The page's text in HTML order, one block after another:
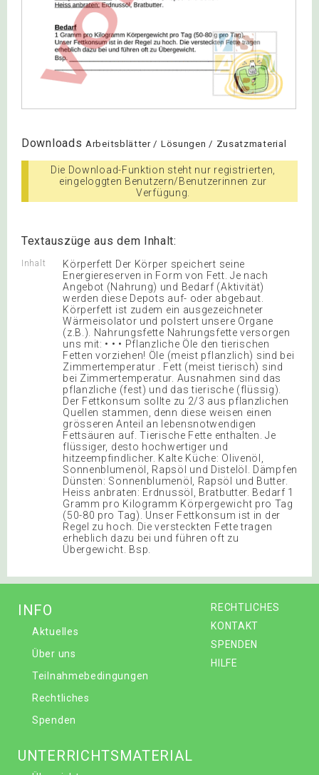
Downloads Arbeitsblätter / Lösungen / Zusatzmaterial
Die Download-Funktion steht nur registrierten,
eingeloggten Benutzern/Benutzerinnen zur
Verfügung.
Textauszüge aus dem Inhalt:
Inhalt
Körperfett Der Körper speichert seine
Energiereserven in Form von Fett. Je nach
Angebot (Nahrung) und Bedarf (Aktivität)
werden diese Depots auf- oder abgebaut.
Körperfett ist zudem ein ausgezeichneter
Wärmeisolator und polstert unsere Organe
(z.B.). Nahrungsfette Nahrungsfette versorgen
uns mit: • • • Pflanzliche Öle den tierischen
Fetten vorziehen! Öle (meist pflanzlich) sind bei
Zimmertemperatur . Fett (meist tierisch) sind
bei Zimmertemperatur. Ausnahmen sind das
pflanzliche (fest) und das tierische (flüssig).
Der Fettkonsum sollte zu 2/3 aus pflanzlichen
Quellen stammen, denn diese weisen einen
grösseren Anteil an lebensnotwendigen
Fettsäuren auf. Tierische Fette enthalten. Je
flüssiger, desto hochwertiger und
hitzeempfindlicher. Kalte Küche: Olivenöl,
Sonnenblumenöl, Rapsöl und Distelöl. Dämpfen
Dünsten: Sonnenblumenöl, Rapsöl und Butter.
Heiss anbraten: Erdnussöl, Bratbutter. Bedarf 1
Gramm pro Kilogramm Körpergewicht pro Tag
(50-80 pro Tag). Unser Fettkonsum ist in der
Regel zu hoch. Die versteckten Fette tragen
erheblich dazu bei und führen oft zu
Übergewicht. Bsp.
RECHTLICHES
KONTAKT
SPENDEN
HILFE
INFO
Aktuelles
Über uns
Teilnahmebedingungen
Rechtliches
Spenden
UNTERRICHTSMATERIAL